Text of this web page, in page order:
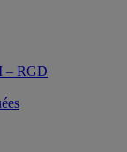
– RGD